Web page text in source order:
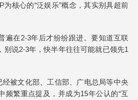
为核心的“泛娱乐”概念，其实别具超前
遍在2-3年后才纷纷跟进。要知道互联
别说2-3年，快半年往往可能就已领先1
经被文化部、工信部、广电总局等中央
频繁重点提及，并成为15年公认的“互